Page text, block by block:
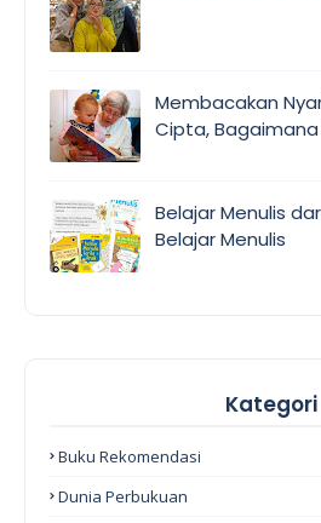
Membacakan
Cipta,
Belajar Menulis
Belajar Menulis
Kategori
Buku Rekomendasi
Dunia Perbukuan